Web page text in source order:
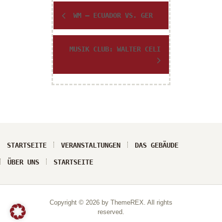
e
r
a
n
s
t
a
l
-
a
i
g
WM – ECUADOR VS. GER
MUSIK CLUB: WALTER CELI
STARTSEITE VERANSTALTUNGEN DAS GEBÄUDE
ÜBER UNS STARTSEITE
Copyright © 2026 by ThemeREX. All rights
reserved.